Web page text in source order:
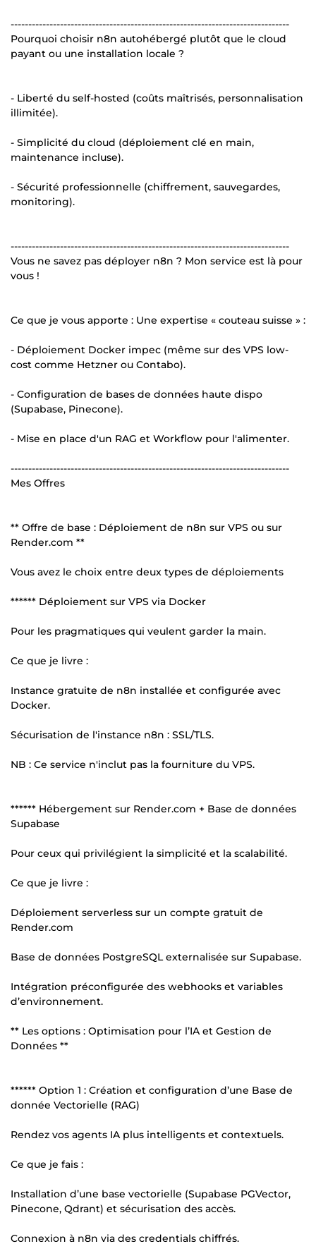
-------------------------------------------------------------------------------
Pourquoi choisir n8n autohébergé plutôt que le cloud
payant ou une installation locale ?
- Liberté du self-hosted (coûts maîtrisés, personnalisation
illimitée).
- Simplicité du cloud (déploiement clé en main,
maintenance incluse).
- Sécurité professionnelle (chiffrement, sauvegardes,
monitoring).
-------------------------------------------------------------------------------
Vous ne savez pas déployer n8n ? Mon service est là pour
vous !
Ce que je vous apporte : Une expertise « couteau suisse » :
- Déploiement Docker impec (même sur des VPS low-
cost comme Hetzner ou Contabo).
- Configuration de bases de données haute dispo
(Supabase, Pinecone).
- Mise en place d'un RAG et Workflow pour l'alimenter.
-------------------------------------------------------------------------------
Mes Offres
** Offre de base : Déploiement de n8n sur VPS ou sur
Render.com **
Vous avez le choix entre deux types de déploiements
****** Déploiement sur VPS via Docker
Pour les pragmatiques qui veulent garder la main.
Ce que je livre :
Instance gratuite de n8n installée et configurée avec
Docker.
Sécurisation de l'instance n8n : SSL/TLS.
NB : Ce service n'inclut pas la fourniture du VPS.
****** Hébergement sur Render.com + Base de données
Supabase
Pour ceux qui privilégient la simplicité et la scalabilité.
Ce que je livre :
Déploiement serverless sur un compte gratuit de
Render.com
Base de données PostgreSQL externalisée sur Supabase.
Intégration préconfigurée des webhooks et variables
d’environnement.
** Les options : Optimisation pour l’IA et Gestion de
Données **
****** Option 1 : Création et configuration d’une Base de
donnée Vectorielle (RAG)
Rendez vos agents IA plus intelligents et contextuels.
Ce que je fais :
Installation d’une base vectorielle (Supabase PGVector,
Pinecone, Qdrant) et sécurisation des accès.
Connexion à n8n via des credentials chiffrés.